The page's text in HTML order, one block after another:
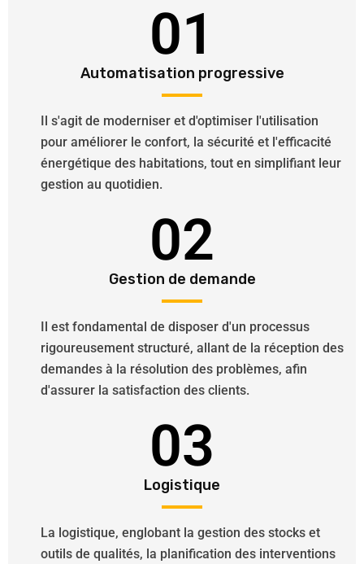
01
Automatisation progressive
Il s'agit de moderniser et d'optimiser l'utilisation
pour améliorer le confort, la sécurité et l'efficacité
énergétique des habitations, tout en simplifiant leur
gestion au quotidien.
02
Gestion de demande
Il est fondamental de disposer d'un processus
rigoureusement structuré, allant de la réception des
demandes à la résolution des problèmes, afin
d'assurer la satisfaction des clients.
03
Logistique
La logistique, englobant la gestion des stocks et
outils de qualités, la planification des interventions